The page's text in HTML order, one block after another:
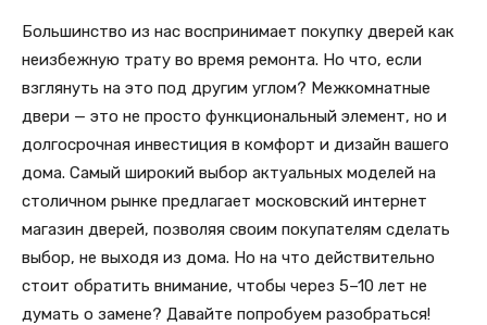
Большинство из нас воспринимает покупку дверей как
неизбежную трату во время ремонта. Но что, если
взглянуть на это под другим углом? Межкомнатные
двери — это не просто функциональный элемент, но и
долгосрочная инвестиция в комфорт и дизайн вашего
дома. Самый широкий выбор актуальных моделей на
столичном рынке предлагает московский интернет
магазин дверей, позволяя своим покупателям сделать
выбор, не выходя из дома. Но на что действительно
стоит обратить внимание, чтобы через 5–10 лет не
думать о замене? Давайте попробуем разобраться!